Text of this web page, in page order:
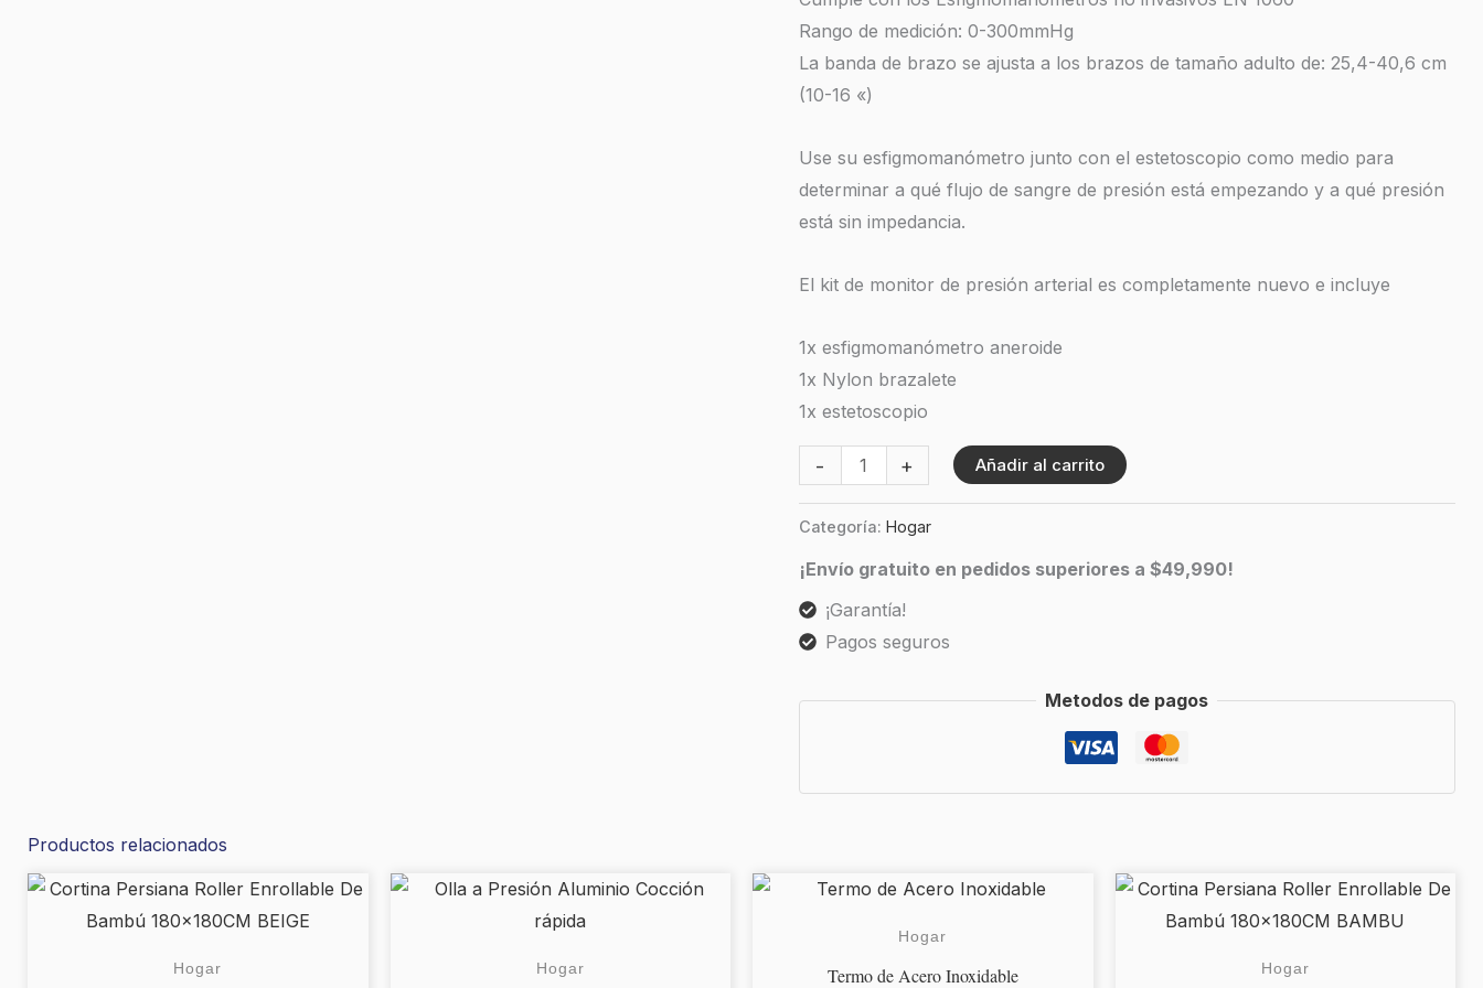
Rango de medición: 0-300mmHg
La banda de brazo se ajusta a los brazos de tamaño adulto de: 25,4-40,6 cm
(10-16 «)
Use su esfigmomanómetro junto con el estetoscopio como medio para
determinar a qué flujo de sangre de presión está empezando y a qué presión
está sin impedancia.
El kit de monitor de presión arterial es completamente nuevo e incluye
1x esfigmomanómetro aneroide
1x Nylon brazalete
1x estetoscopio
- + Añadir al carrito
Categoría: Hogar
¡Envío gratuito en pedidos superiores a $49,990!
¡Garantía!
Pagos seguros
Metodos de pagos
Productos relacionados
Hogar Hogar
RANGO
Este
Hogar
Termo de Acero Inoxidable
RANGO
PRECIOS:
Este
Hogar